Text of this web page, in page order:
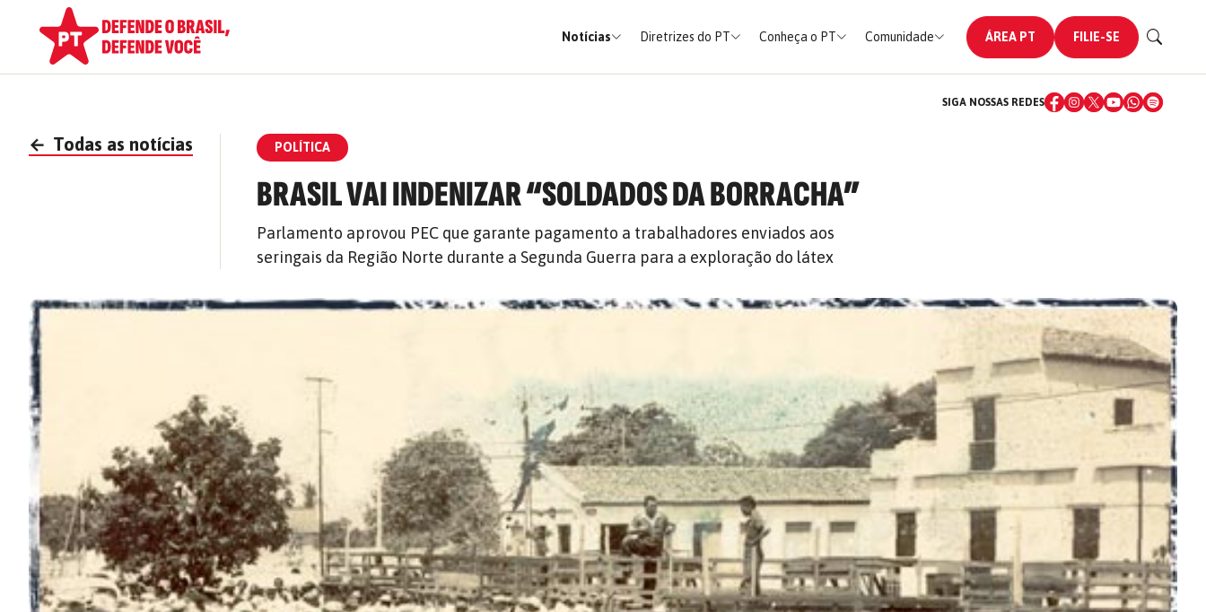
Notícias Diretrizes do PT Conheça o PT Comunidade ÁREA PT FILIE-SE
SIGA NOSSAS REDES
← Todas as notícias POLÍTICA
BRASIL VAI INDENIZAR “SOLDADOS DA BORRACHA”
Parlamento aprovou PEC que garante pagamento a trabalhadores enviados aos
seringais da Região Norte durante a Segunda Guerra para a exploração do látex